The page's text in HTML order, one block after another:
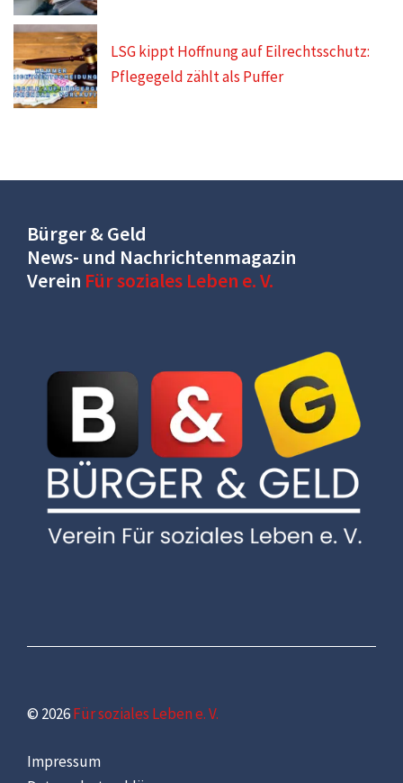
LSG kippt Hoffnung auf Eilrechtsschutz:
Pflegegeld zählt als Puffer
Bürger & Geld
News- und Nachrichtenmagazin
Verein Für soziales Leben e. V.
© 2026Für soziales Leben e. V.
Impressum